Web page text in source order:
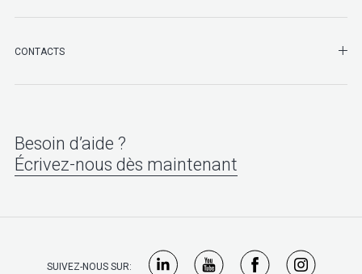
CONTACTS
Besoin d’aide ?
Écrivez-nous dès maintenant
SUIVEZ-NOUS SUR: